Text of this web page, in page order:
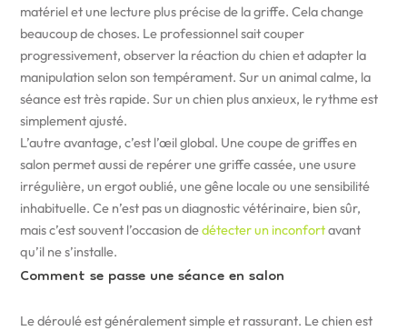
matériel et une lecture plus précise de la griffe. Cela change
beaucoup de choses. Le professionnel sait couper
progressivement, observer la réaction du chien et adapter la
manipulation selon son tempérament. Sur un animal calme, la
séance est très rapide. Sur un chien plus anxieux, le rythme est
simplement ajusté.
L’autre avantage, c’est l’œil global. Une coupe de griffes en
salon permet aussi de repérer une griffe cassée, une usure
irrégulière, un ergot oublié, une gêne locale ou une sensibilité
inhabituelle. Ce n’est pas un diagnostic vétérinaire, bien sûr,
mais c’est souvent l’occasion dedétecter un inconfortavant
qu’il ne s’installe.
Comment se passe une séance en salon
Le déroulé est généralement simple et rassurant. Le chien est